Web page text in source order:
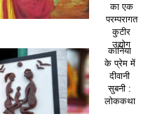
का एक
परम्परागत
कुटीर
उद्योग
कानिया
के प्रेम में
दीवानी
सुबनी :
लोककथा